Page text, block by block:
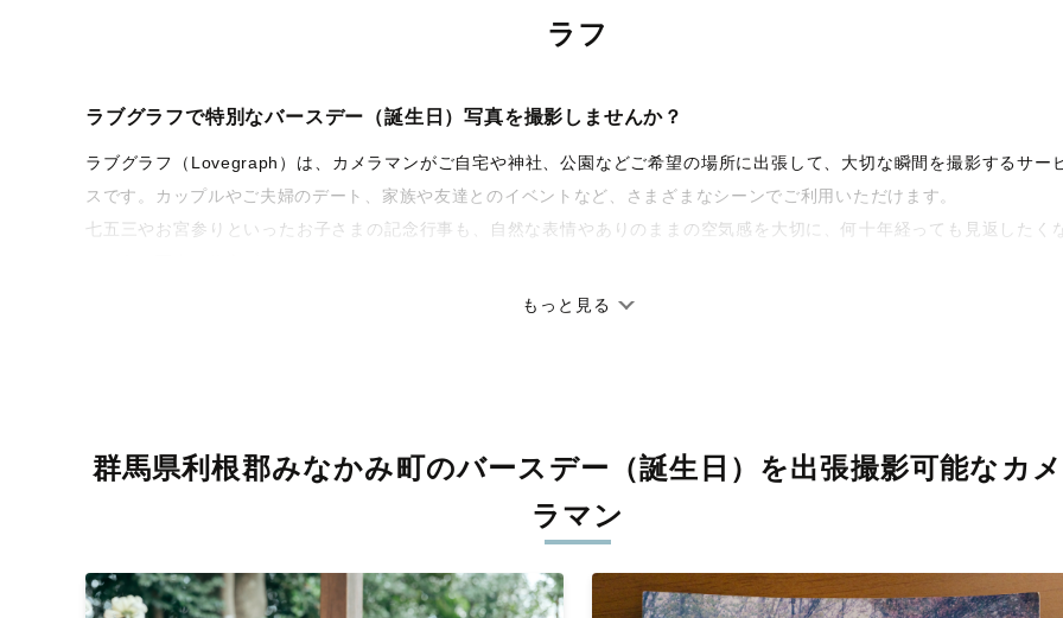
ラフ
ラブグラフで特別なバースデー（誕生日）写真を撮影しませんか？
ラブグラフ（Lovegraph）は、カメラマンがご自宅や神社、公園などご希望の場所に出張して、大切な瞬間を撮影するサー
スです。カップルやご夫婦のデート、家族や友達とのイベントなど、さまざまなシーンでご利用いただけます。
七五三やお宮参りといったお子さまの記念行事も、自然な表情やありのままの空気感を大切に、何十年経っても見返したく
丁寧なレタッチで思い出を美しく仕上げます
撮影後は、独自の編集技術で写真の明るさや色合いを丁寧に調整。自然な雰囲気を残しつつも、おしゃれで洗練された仕上が
りに。きっと「こんな写真を撮ってほしかった！」と思える一枚に出会えます。まずは、ラブグラフの
い。
もっと見る
群馬県利根郡みなかみ町のバースデー（誕生日）を出張撮影可能なカメ
ラマン